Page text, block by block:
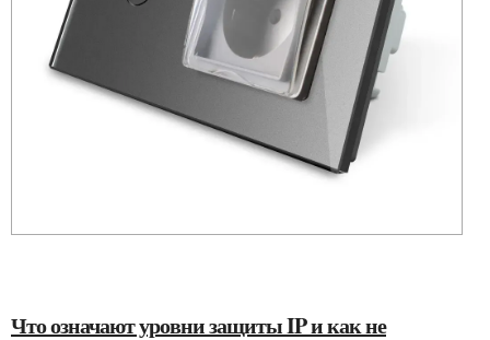
Что означают уровни защиты IP и как не